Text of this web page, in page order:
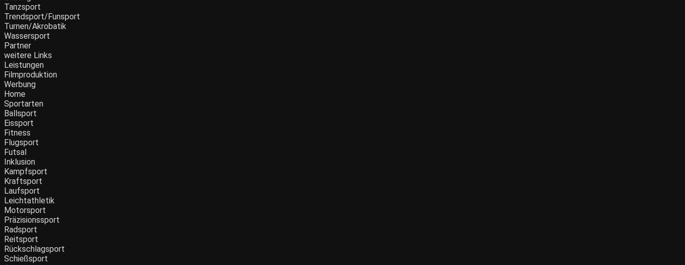
Tanzsport
Trendsport/Funsport
Turnen/Akrobatik
Wassersport
Partner
weitere Links
Leistungen
Filmproduktion
Werbung
Menü
Home
Sportarten
Ballsport
Eissport
Fitness
Flugsport
Futsal
Inklusion
Kampfsport
Kraftsport
Laufsport
Leichtathletik
Motorsport
Präzisionssport
Radsport
Reitsport
Rückschlagsport
Schießsport